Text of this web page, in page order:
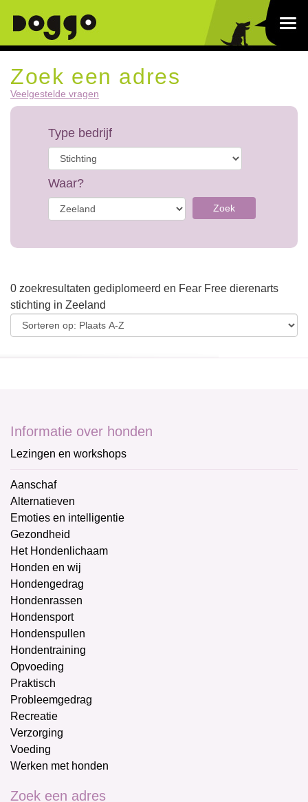
Zoek een adres
Veelgestelde vragen
Type bedrijf
Waar?
Zoek
0 zoekresultaten gediplomeerd en Fear Free dierenarts
stichting in Zeeland
Informatie over honden
Lezingen en workshops
Aanschaf
Alternatieven
Emoties en intelligentie
Gezondheid
Het Hondenlichaam
Honden en wij
Hondengedrag
Hondenrassen
Hondensport
Hondenspullen
Hondentraining
Opvoeding
Praktisch
Probleemgedrag
Recreatie
Verzorging
Voeding
Werken met honden
Zoek een adres